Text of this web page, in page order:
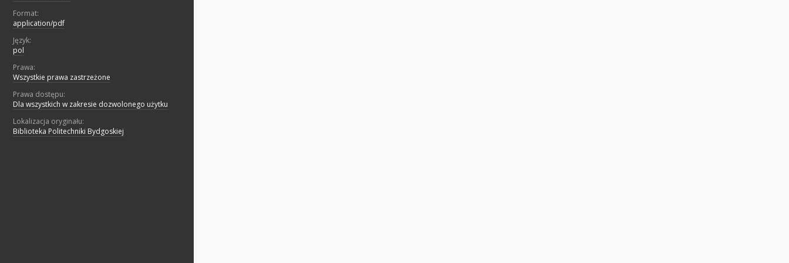
Format:
application/pdf
Język:
pol
Prawa:
Wszystkie prawa zastrzeżone
Prawa dostępu:
Dla wszystkich w zakresie dozwolonego użytku
Lokalizacja oryginału:
Biblioteka Politechniki Bydgoskiej